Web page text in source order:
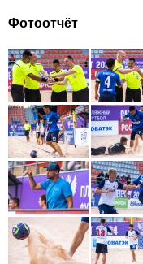
Фотоотчёт